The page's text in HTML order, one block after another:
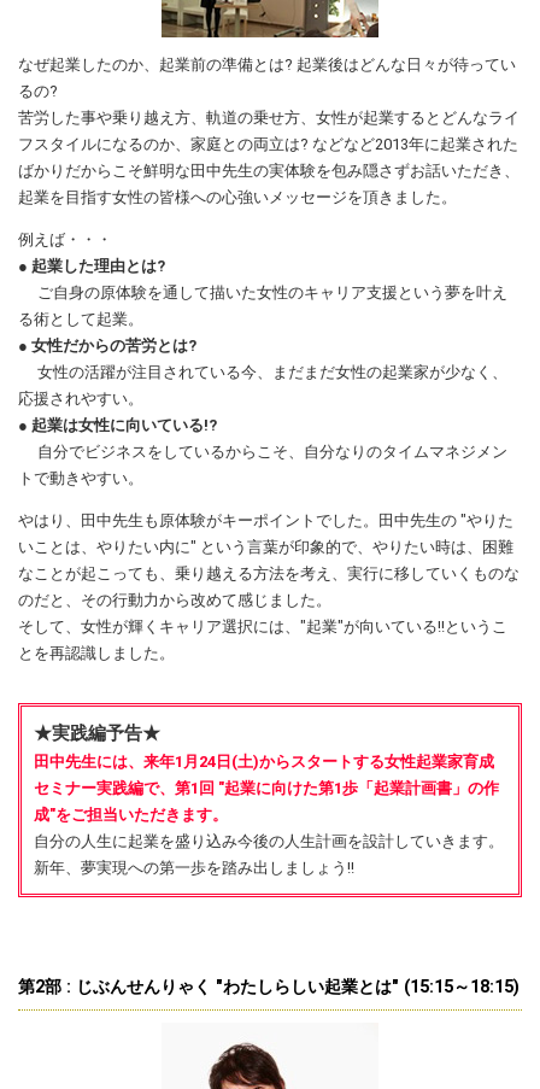
なぜ起業したのか、起業前の準備とは? 起業後はどんな日々が待ってい
るの?
苦労した事や乗り越え方、軌道の乗せ方、女性が起業するとどんなライ
フスタイルになるのか、家庭との両立は? などなど2013年に起業された
ばかりだからこそ鮮明な田中先生の実体験を包み隠さずお話いただき、
起業を目指す女性の皆様への心強いメッセージを頂きました。
例えば・・・
● 起業した理由とは?
ご自身の原体験を通して描いた女性のキャリア支援という夢を叶え
る術として起業。
● 女性だからの苦労とは?
女性の活躍が注目されている今、まだまだ女性の起業家が少なく、
応援されやすい。
● 起業は女性に向いている!?
自分でビジネスをしているからこそ、自分なりのタイムマネジメン
トで動きやすい。
やはり、田中先生も原体験がキーポイントでした。田中先生の "やりた
いことは、やりたい内に" という言葉が印象的で、やりたい時は、困難
なことが起こっても、乗り越える方法を考え、実行に移していくものな
のだと、その行動力から改めて感じました。
そして、女性が輝くキャリア選択には、"起業"が向いている!!というこ
とを再認識しました。
★実践編予告★
田中先生には、来年1月24日(土)からスタートする女性起業家育成
セミナー実践編で、第1回 "起業に向けた第1歩「起業計画書」の作
成"をご担当いただきます。
自分の人生に起業を盛り込み今後の人生計画を設計していきます。
新年、夢実現への第一歩を踏み出しましょう!!
第2部 : じぶんせんりゃく "わたしらしい起業とは" (15:15～18:15)